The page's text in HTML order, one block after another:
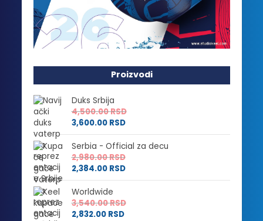
Proizvodi
Duks Srbija
4,500.00RSD
3,600.00 RSD
Serbia - Official za decu
2,980.00RSD
2,384.00 RSD
Worldwide
3,540.00RSD
2,832.00 RSD